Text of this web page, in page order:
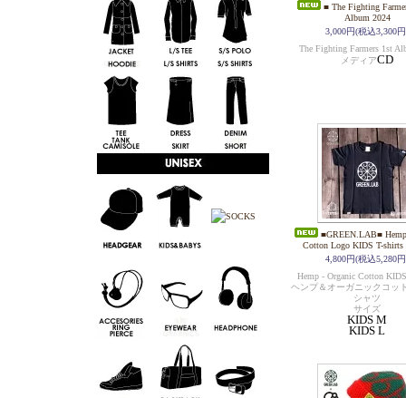
■ The Fighting
Album 2024
3,000円(税込3,300
The Fighting Farmers 1st
メディアCD
■GREEN.LAB■
Cotton Logo KIDS T-shirts
4,800円(税込5,280
Hemp - Organic Cotton
ヘンプ＆オーガニックコッ
シャツ
サイズ
KIDS M
KIDS L